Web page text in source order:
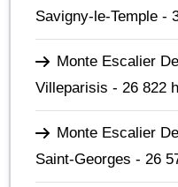
Savigny-le-Temple -
Monte Escalier
Villeparisis - 26 822
Monte Escalier
Saint-Georges - 26